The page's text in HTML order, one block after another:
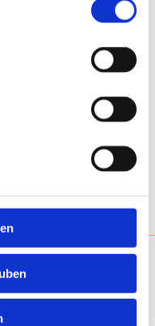
Mit über 55
Qualität,